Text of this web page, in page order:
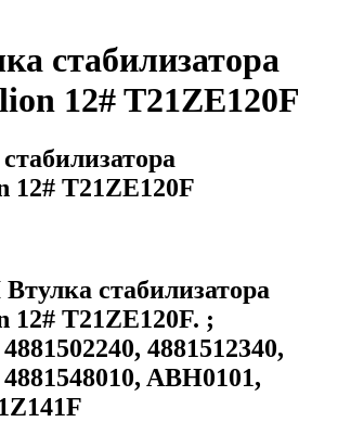
стабилизатора
12# T21ZE120F
12# T21ZE120F
стабилизатора
12# T21ZE120F. ;
4881512340,
ABH0101,